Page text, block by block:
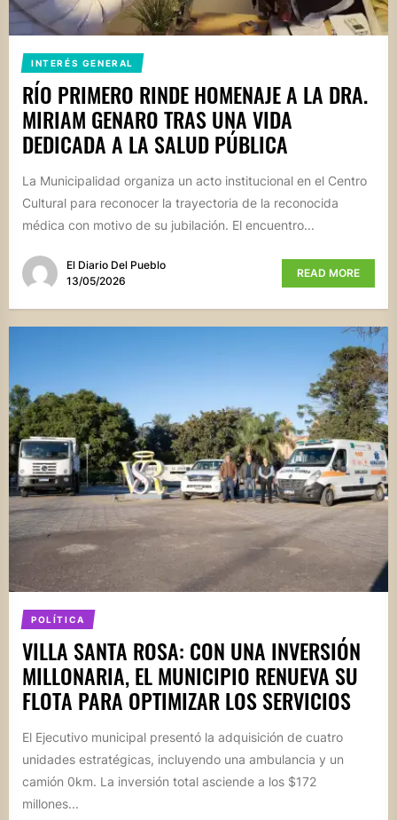
INTERÉS GENERAL
RÍO PRIMERO RINDE HOMENAJE A LA DRA.
MIRIAM GENARO TRAS UNA VIDA
DEDICADA A LA SALUD PÚBLICA
La Municipalidad organiza un acto institucional en el Centro
Cultural para reconocer la trayectoria de la reconocida
médica con motivo de su jubilación. El encuentro...
El Diario Del Pueblo
13/05/2026
READ MORE
POLÍTICA
VILLA SANTA ROSA: CON UNA INVERSIÓN
MILLONARIA, EL MUNICIPIO RENUEVA SU
FLOTA PARA OPTIMIZAR LOS SERVICIOS
El Ejecutivo municipal presentó la adquisición de cuatro
unidades estratégicas, incluyendo una ambulancia y un
camión 0km. La inversión total asciende a los $172
millones...